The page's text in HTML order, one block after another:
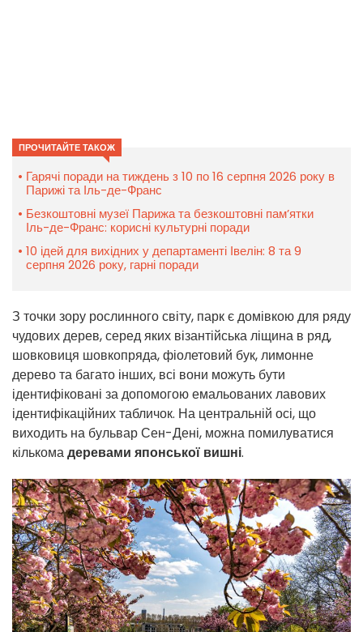
ПРОЧИТАЙТЕ ТАКОЖ
Гарячі поради на тиждень з 10 по 16 серпня 2026 року в
Парижі та Іль-де-Франс
Безкоштовні музеї Парижа та безкоштовні пам’ятки
Іль-де-Франс: корисні культурні поради
10 ідей для вихідних у департаменті Івелін: 8 та 9
серпня 2026 року, гарні поради
З точки зору рослинного світу, парк є домівкою для ряду
чудових дерев, серед яких візантійська ліщина в ряд,
шовковиця шовкопряда, фіолетовий бук, лимонне
дерево та багато інших, всі вони можуть бути
ідентифіковані за допомогою емальованих лавових
ідентифікаційних табличок. На центральній осі, що
виходить на бульвар Сен-Дені, можна помилуватися
кількомадеревами японської вишні.